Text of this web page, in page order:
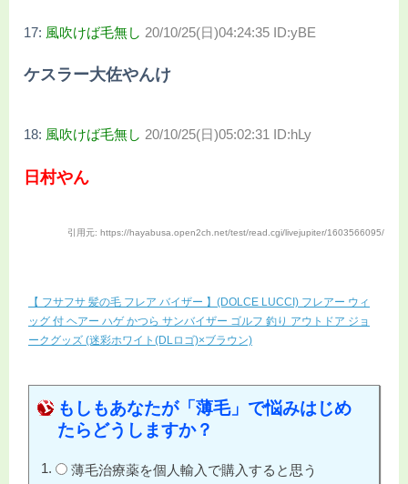
17: 風吹けば毛無し 20/10/25(日)04:24:35 ID:yBE
ケスラー大佐やんけ
18: 風吹けば毛無し 20/10/25(日)05:02:31 ID:hLy
日村やん
引用元: https://hayabusa.open2ch.net/test/read.cgi/livejupiter/1603566095/
【 フサフサ 髪の毛 フレア バイザー 】(DOLCE LUCCI) フレアー ウィ
ッグ 付 ヘアー ハゲ かつら サンバイザー ゴルフ 釣り アウトドア ジョ
ークグッズ (迷彩ホワイト(DLロゴ)×ブラウン)
もしもあなたが「薄毛」で悩みはじめ
たらどうしますか？
薄毛治療薬を個人輸入で購入すると思う